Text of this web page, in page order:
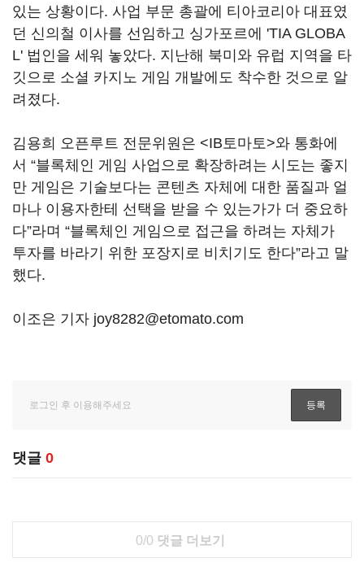
있는 상황이다. 사업 부문 총괄에 티아코리아 대표였
던 신의철 이사를 선임하고 싱가포르에 'TIA GLOBA
L' 법인을 세워 놓았다. 지난해 북미와 유럽 지역을 타
깃으로 소셜 카지노 게임 개발에도 착수한 것으로 알
려졌다.
김용희 오픈루트 전문위원은 <IB토마토>와 통화에
서 “블록체인 게임 사업으로 확장하려는 시도는 좋지
만 게임은 기술보다는 콘텐츠 자체에 대한 품질과 얼
마나 이용자한테 선택을 받을 수 있는가가 더 중요하
다”라며 “블록체인 게임으로 접근을 하려는 자체가
투자를 바라기 위한 포장지로 비치기도 한다”라고 말
했다.
이조은 기자 joy8282@etomato.com
댓글 0
0/0 댓글 더보기